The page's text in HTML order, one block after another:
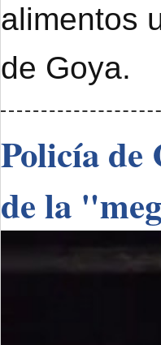
alimentos
de Goya.
Policía de
de la